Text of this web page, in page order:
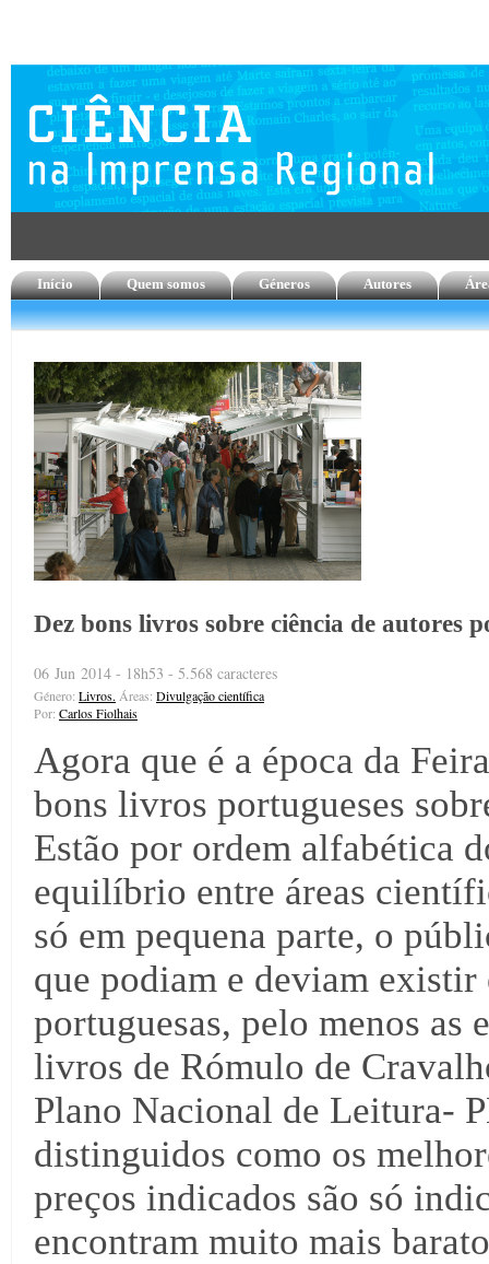
Início Quem somos Géneros Autores
Dez bons livros sobre ciência de autores
06 Jun 2014 - 18h53 - 5.568 caracteres
Género: Livros. Áreas: Divulgação científica
Por: Carlos Fiolhais
Agora que é a época da
bons livros portugueses
Estão por ordem alfabética
equilíbrio entre áreas
só em pequena parte, o
que podiam e deviam
portuguesas, pelo menos as
livros de Rómulo de
Plano Nacional de Leitura-
distinguidos como os
preços indicados são só
encontram muito mais